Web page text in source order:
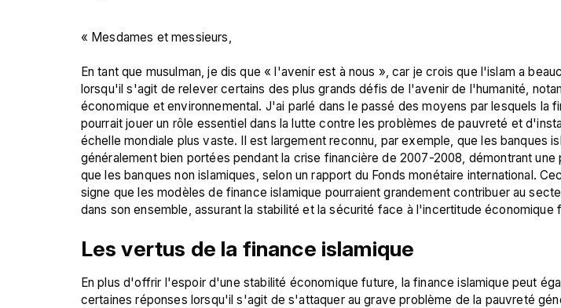
« Mesdames et messieurs,
En tant que musulman, je dis que « l'avenir est à nous », car je crois que l'islam a
lorsqu'il s'agit de relever certains des plus grands défis de l'avenir de l'humanité,
économique et environnemental. J'ai parlé dans le passé des moyens par lesquels la
pourrait jouer un rôle essentiel dans la lutte contre les problèmes de pauvreté et
échelle mondiale plus vaste. Il est largement reconnu, par exemple, que les banques
généralement bien portées pendant la crise financière de 2007-2008, démontrant une
que les banques non islamiques, selon un rapport du Fonds monétaire international.
signe que les modèles de finance islamique pourraient grandement contribuer au
Les vertus de la finance islamique
En plus d'offrir l'espoir d'une stabilité économique future, la finance islamique peut
certaines réponses lorsqu'il s'agit de s'attaquer au grave problème de la pauvreté